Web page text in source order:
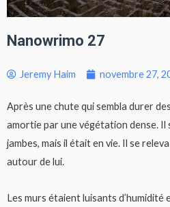
Nanowrimo 27
Jeremy Haim novembre 27,
Après une chute qui sembla durer
amortie par une végétation dense. Il
jambes, mais il était en vie. Il se
autour de lui.
Les murs étaient luisants